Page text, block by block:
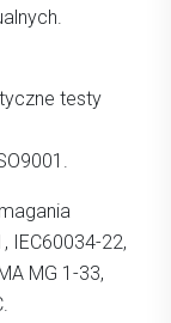
testy
IEC60034-22,
MG 1-33,